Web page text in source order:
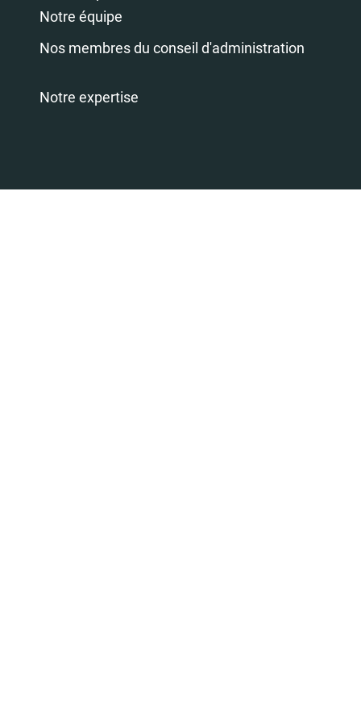
Notre équipe
Nos membres du conseil d'administration
Notre expertise